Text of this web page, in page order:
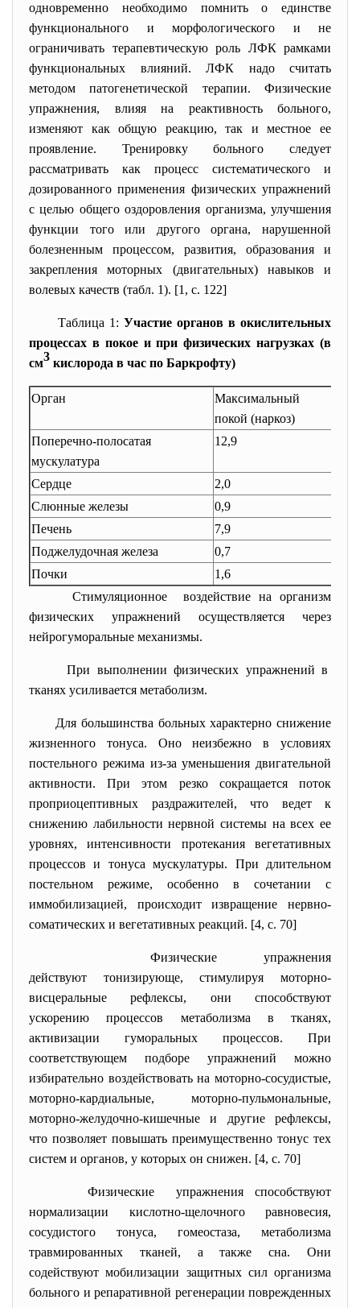
одновременно необходимо помнить о единстве
функционального и морфологического и не
ограничивать терапевтическую роль ЛФК рамками
функциональных влияний. ЛФК надо считать
методом патогенетической терапии. Физические
упражнения, влияя на реактивность больного,
изменяют как общую реакцию, так и местное ее
проявление. Тренировку больного следует
рассматривать как процесс систематического и
дозированного применения физических упражнений
с целью общего оздоровления организма, улучшения
функции того или другого органа, нарушенной
болезненным процессом, развития, образования и
закрепления моторных (двигательных) навыков и
волевых качеств (табл. 1). [1, c. 122]
Таблица 1: Участие органов в окислительных
процессах в покое и при физических нагрузках (в
см3 кислорода в час по Баркрофту)
Орган
Максимальный
покой (наркоз)
Поперечно-полосатая
мускулатура
12,9
Сердце
2,0
Слюнные железы
0,9
Печень
7,9
Поджелудочная железа
0,7
Почки
1,6
Стимуляционное воздействие на организм
физических упражнений осуществляется через
нейрогуморальные механизмы.
При выполнении физических упражнений в
тканях усиливается метаболизм.
Для большинства больных характерно снижение
жизненного тонуса. Оно неизбежно в условиях
постельного режима из-за уменьшения двигательной
активности. При этом резко сокращается поток
проприоцептивных раздражителей, что ведет к
снижению лабильности нервной системы на всех ее
уровнях, интенсивности протекания вегетативных
процессов и тонуса мускулатуры. При длительном
постельном режиме, особенно в сочетании с
иммобилизацией, происходит извращение нервно-
соматических и вегетативных реакций. [4, c. 70]
Физические упражнения
действуют тонизирующе, стимулируя моторно-
висцеральные рефлексы, они способствуют
ускорению процессов метаболизма в тканях,
активизации гуморальных процессов. При
соответствующем подборе упражнений можно
избирательно воздействовать на моторно-сосудистые,
моторно-кардиальные, моторно-пульмональные,
моторно-желудочно-кишечные и другие рефлексы,
что позволяет повышать преимущественно тонус тех
систем и органов, у которых он снижен. [4, c. 70]
Физические упражнения способствуют
нормализации кислотно-щелочного равновесия,
сосудистого тонуса, гомеостаза, метаболизма
травмированных тканей, а также сна. Они
содействуют мобилизации защитных сил организма
больного и репаративной регенерации поврежденных